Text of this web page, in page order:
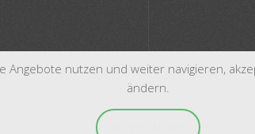
nutzen und weiter navigieren,
ändern.